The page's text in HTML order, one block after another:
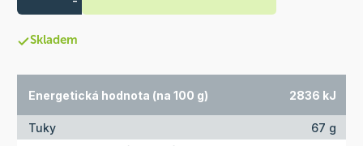
Skladem
Energetická hodnota (na 100 g) 2836 kJ
Tuky
67 g